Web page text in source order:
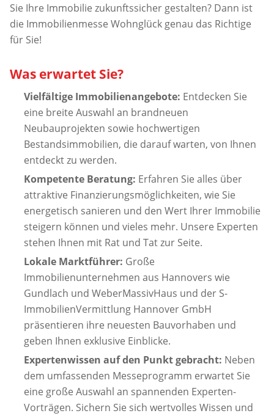
Sie Ihre Immobilie zukunftssicher gestalten? Dann ist
die Immobilienmesse Wohnglück genau das Richtige
für Sie!
Was erwartet Sie?
Vielfältige Immobilienangebote: Entdecken Sie
eine breite Auswahl an brandneuen
Neubauprojekten sowie hochwertigen
Bestandsimmobilien, die darauf warten, von Ihnen
entdeckt zu werden.
Kompetente Beratung: Erfahren Sie alles über
attraktive Finanzierungsmöglichkeiten, wie Sie
energetisch sanieren und den Wert Ihrer Immobilie
steigern können und vieles mehr. Unsere Experten
stehen Ihnen mit Rat und Tat zur Seite.
Lokale Marktführer: Große
Immobilienunternehmen aus Hannovers wie
Gundlach und WeberMassivHaus und der S-
ImmobilienVermittlung Hannover GmbH
präsentieren ihre neuesten Bauvorhaben und
geben Ihnen exklusive Einblicke.
Expertenwissen auf den Punkt gebracht: Neben
dem umfassenden Messeprogramm erwartet Sie
eine große Auswahl an spannenden Experten-
Vorträgen. Sichern Sie sich wertvolles Wissen und